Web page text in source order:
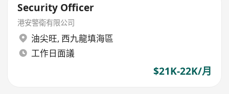
Security Officer
港安警衛有限公司
油尖旺, 西九龍填海區
工作日面議
$21K-22K/月